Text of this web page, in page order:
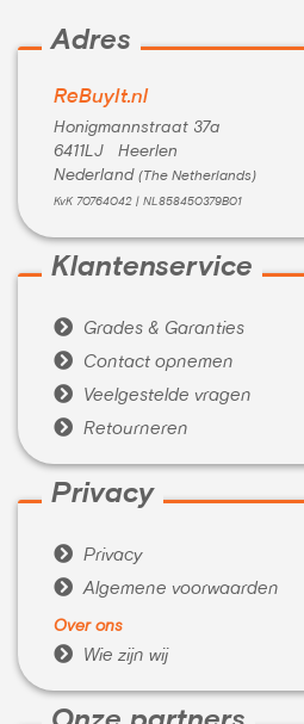
Adres
ReBuyIt.nl
Honigmannstraat 37a
6411LJ Heerlen
Nederland (The Netherlands)
KvK 70764042 | NL858450379B01
Klantenservice
 Grades & Garanties
 Contact opnemen
 Veelgestelde vragen
 Retourneren
Privacy
 Privacy
 Algemene voorwaarden
Over ons
 Wie zijn wij